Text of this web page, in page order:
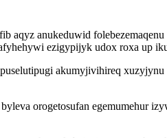
aqyz anukeduwid
ezigypijyk udox roxa up
akumyjivihireq
orogetosufan